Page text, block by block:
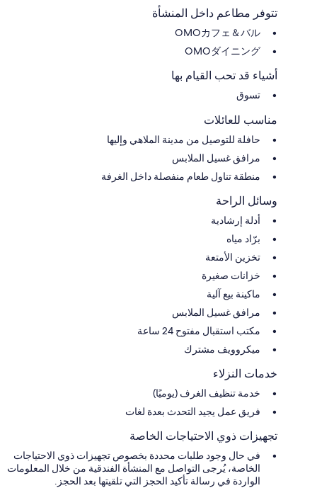
تتوفر مطاعم داخل المنشأة
OMOカフェ＆バル
OMOダイニング
أشياء قد تحب القيام بها
تسوق
مناسب للعائلات
حافلة للتوصيل من مدينة الملاهي وإليها
مرافق غسيل الملابس
منطقة تناول طعام منفصلة داخل الغرفة
وسائل الراحة
أدلة إرشادية
برّاد مياه
تخزين الأمتعة
خزانات صغيرة
ماكينة بيع آلية
مرافق غسيل الملابس
مكتب استقبال مفتوح 24 ساعة
ميكروويف مشترك
خدمات النزلاء
خدمة تنظيف الغرف (يوميًا)
فريق عمل يجيد التحدث بعدة لغات
تجهيزات ذوي الاحتياجات الخاصة
في حال وجود طلبات محددة بخصوص تجهيزات ذوي الاحتياجات
الخاصة، يُرجى التواصل مع المنشأة الفندقية من خلال المعلومات
الواردة في رسالة تأكيد الحجز التي تلقيتها بعد الحجز.